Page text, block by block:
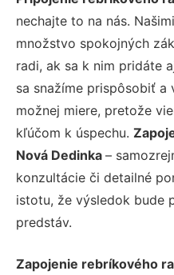
nechajte to na nás.
množstvo spokojných
radi, ak sa k nim pridáte
sa snažíme prispôsobiť a
možnej miere, pretože
kľúčom k úspechu.
Nová Dedinka –
konzultácie či detailné
istotu, že výsledok bude
predstáv.
Zapojenie rebríkového